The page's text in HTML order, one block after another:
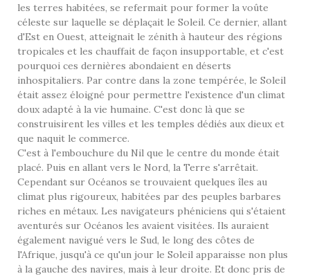
les terres habitées, se refermait pour former la voûte
céleste sur laquelle se déplaçait le Soleil. Ce dernier, allant
d'Est en Ouest, atteignait le zénith à hauteur des régions
tropicales et les chauffait de façon insupportable, et c'est
pourquoi ces dernières abondaient en déserts
inhospitaliers. Par contre dans la zone tempérée, le Soleil
était assez éloigné pour permettre l'existence d'un climat
doux adapté à la vie humaine. C'est donc là que se
construisirent les villes et les temples dédiés aux dieux et
que naquit le commerce.
C'est à l'embouchure du Nil que le centre du monde était
placé. Puis en allant vers le Nord, la Terre s'arrêtait.
Cependant sur Océanos se trouvaient quelques îles au
climat plus rigoureux, habitées par des peuples barbares
riches en métaux. Les navigateurs phéniciens qui s'étaient
aventurés sur Océanos les avaient visitées. Ils auraient
également navigué vers le Sud, le long des côtes de
l'Afrique, jusqu'à ce qu'un jour le Soleil apparaisse non plus
à la gauche des navires, mais à leur droite. Et donc pris de